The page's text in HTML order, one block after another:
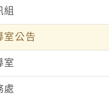
組
室公告
室
處